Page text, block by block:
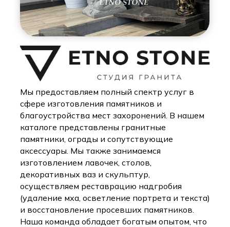
Мы предоставляем полный спектр услуг в
сфере изготовления памятников и
благоустройства мест захоронений. В нашем
каталоге представлены гранитные
памятники, ограды и сопутствующие
аксессуары. Мы также занимаемся
изготовлением лавочек, столов,
декоративных ваз и скульптур,
осуществляем реставрацию надгробия
(удаление мха, осветление портрета и текста)
и восстановление просевших памятников.
Наша команда обладает богатым опытом, что